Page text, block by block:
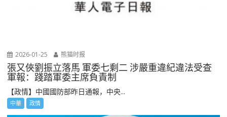
2026-01-25 熊猫时报
張又俠劉振立落馬 軍委七剩二 涉嚴重違紀違法受查
軍報：踐踏軍委主席負責制
【政情】中國國防部昨日通報，中央...
中華 政情